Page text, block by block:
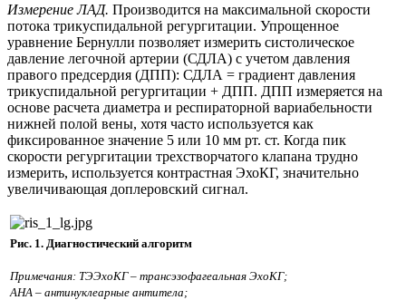
Измерение ЛАД. Производится на максимальной скорости
потока трикуспидальной регургитации. Упрощенное
уравнение Бернулли позволяет измерить систолическое
давление легочной артерии (СДЛА) с учетом давления
правого предсердия (ДПП): СДЛА = градиент давления
трикуспидальной регургитации + ДПП. ДПП измеряется на
основе расчета диаметра и респираторной вариабельности
нижней полой вены, хотя часто используется как
фиксированное значение 5 или 10 мм рт. ст. Когда пик
скорости регургитации трехстворчатого клапана трудно
измерить, используется контрастная ЭхоКГ, значительно
увеличивающая доплеровский сигнал.
Рис. 1. Диагностический алгоритм
Примечания: ТЭЭхоКГ – трансэзофагеальная ЭхоКГ;
АНА – антинуклеарные антитела;